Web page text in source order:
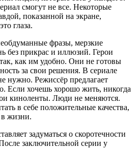
смогут не все. Некоторые
показанной на экране,
глаза.
фразы, мерзкие
без прикрас и иллюзий. Герои
как им удобно. Они не готовы
за свои решения. В сериале
нужно. Режиссёр предлагает
Если хочешь хорошо жить, никогда
киноленты. Люди не меняются.
в себе положительные качества,
в жизни.
задуматься о скоротечности
заключительной серии у